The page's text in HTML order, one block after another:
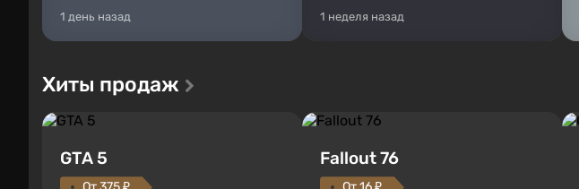
1 день назад 1 неделя назад
Хиты продаж
GTA 5 Fallout 76